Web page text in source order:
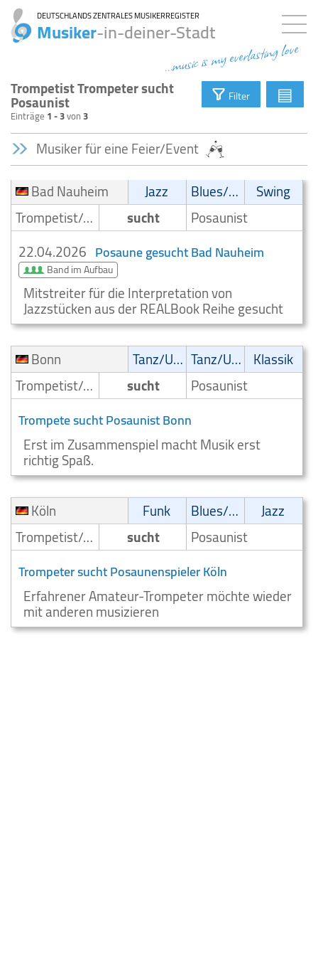
DEUTSCHLANDS ZENTRALES MUSIKERREGISTER
Musiker-in-deiner-Stadt
...music is my everlasting love
Trompetist Trompeter sucht
Posaunist
Einträge 1 - 3von3
Filter ▤
Musiker für eine Feier/Event
Bad Nauheim
Jazz Blues/Swing
Swing
Trompetist/Trompeter
sucht
Posaunist
22.04.2026 Posaune gesucht Bad Nauheim
Band im Aufbau
Mitstreiter für die Interpretation von
Jazzstücken aus der REALBook Reihe gesucht
Bonn
Tanz/Unterhaltungsmusik Tanz/Unterhaltungsmusik Klassik
Trompetist/Trompeter
sucht Posaunist
Trompete sucht Posaunist Bonn
Erst im Zusammenspiel macht Musik erst
richtig Spaß.
Köln
Funk Blues/Swing
Jazz
Trompetist/Trompeter
sucht Posaunist
Trompeter sucht Posaunenspieler Köln
Erfahrener Amateur-Trompeter möchte wieder
mit anderen musizieren